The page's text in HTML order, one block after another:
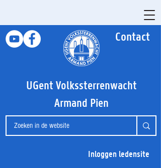
Contact
UGent Volkssterrenwacht
Armand Pien
Inloggen ledensite